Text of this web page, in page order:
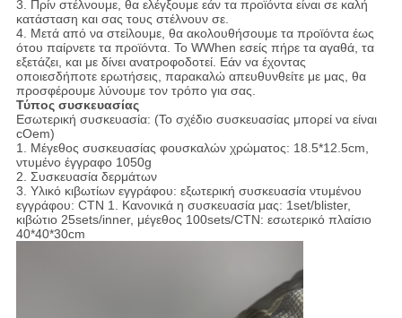
3. Πρίν στέλνουμε, θα ελέγξουμε εάν τα προϊόντα είναι σε καλή
κατάσταση και σας τους στέλνουν σε.
4. Μετά από να στείλουμε, θα ακολουθήσουμε τα προϊόντα έως
ότου παίρνετε τα προϊόντα. Το WWhen εσείς πήρε τα αγαθά, τα
εξετάζει, και με δίνει ανατροφοδοτεί. Εάν να έχοντας
οποιεσδήποτε ερωτήσεις, παρακαλώ απευθυνθείτε με μας, θα
προσφέρουμε λύνουμε τον τρόπο για σας.
Τύπος συσκευασίας
Εσωτερική συσκευασία: (Το σχέδιο συσκευασίας μπορεί να είναι
cOem)
1. Μέγεθος συσκευασίας φουσκαλών χρώματος: 18.5*12.5cm,
ντυμένο έγγραφο 1050g
2. Συσκευασία δερμάτων
3. Υλικό κιβωτίων εγγράφου: εξωτερική συσκευασία ντυμένου
εγγράφου: CTN 1. Κανονικά η συσκευασία μας: 1set/blister,
κιβώτιο 25sets/inner, μέγεθος 100sets/CTN: εσωτερικό πλαίσιο
40*40*30cm